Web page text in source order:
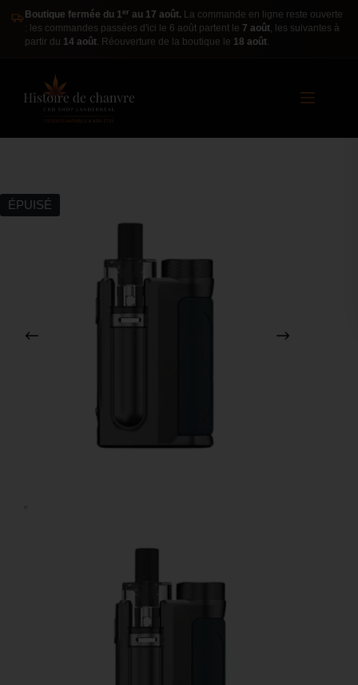
Boutique fermée du 1er au 17 août. La commande en ligne reste ouverte
: les commandes passées d'ici le 6 août partent le 7 août, les suivantes à
partir du 14 août. Réouverture de la boutique le 18 août.
ÉPUISÉ